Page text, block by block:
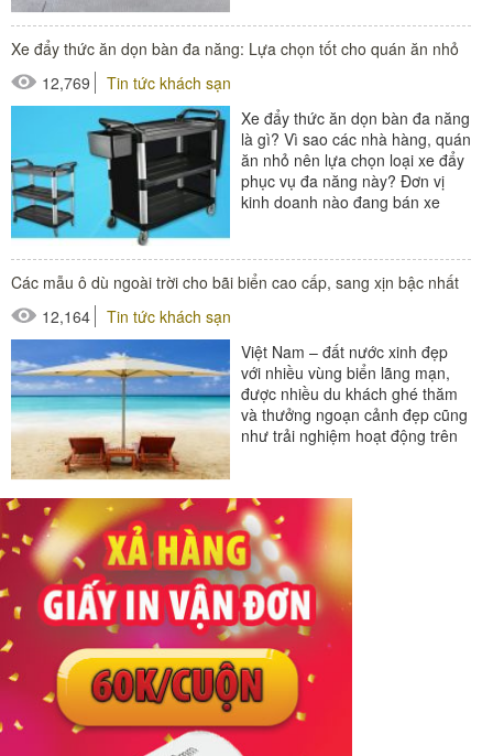
Xe đẩy thức ăn dọn bàn đa năng: Lựa chọn tốt cho quán ăn nhỏ
12,769
Tin tức khách sạn
Xe đẩy thức ăn dọn bàn đa năng
là gì? Vì sao các nhà hàng, quán
ăn nhỏ nên lựa chọn loại xe đẩy
phục vụ đa năng này? Đơn vị
kinh doanh nào đang bán xe
Các mẫu ô dù ngoài trời cho bãi biển cao cấp, sang xịn bậc nhất
12,164
Tin tức khách sạn
Việt Nam – đất nước xinh đẹp
với nhiều vùng biển lãng mạn,
được nhiều du khách ghé thăm
và thưởng ngoạn cảnh đẹp cũng
như trải nghiệm hoạt động trên
#ô dù ngoài trời